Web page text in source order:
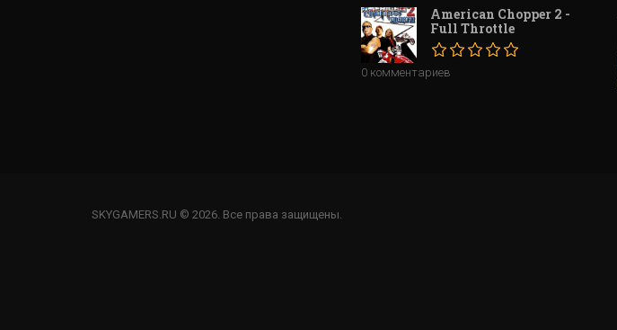
American Chopper 2 -
Full Throttle
0 комментариев
SKYGAMERS.RU © 2026. Все права защищены.